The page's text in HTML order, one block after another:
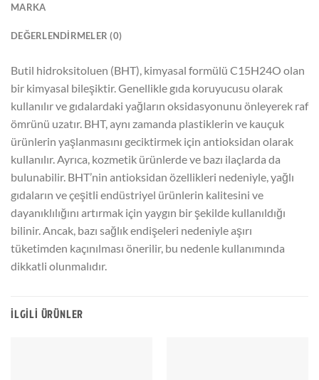
MARKA
DEĞERLENDIRMELER (0)
Butil hidroksitoluen (BHT), kimyasal formülü C15H24O olan
bir kimyasal bileşiktir. Genellikle gıda koruyucusu olarak
kullanılır ve gıdalardaki yağların oksidasyonunu önleyerek raf
ömrünü uzatır. BHT, aynı zamanda plastiklerin ve kauçuk
ürünlerin yaşlanmasını geciktirmek için antioksidan olarak
kullanılır. Ayrıca, kozmetik ürünlerde ve bazı ilaçlarda da
bulunabilir. BHT’nin antioksidan özellikleri nedeniyle, yağlı
gıdaların ve çeşitli endüstriyel ürünlerin kalitesini ve
dayanıklılığını artırmak için yaygın bir şekilde kullanıldığı
bilinir. Ancak, bazı sağlık endişeleri nedeniyle aşırı
tüketimden kaçınılması önerilir, bu nedenle kullanımında
dikkatli olunmalıdır.
İLGILI ÜRÜNLER